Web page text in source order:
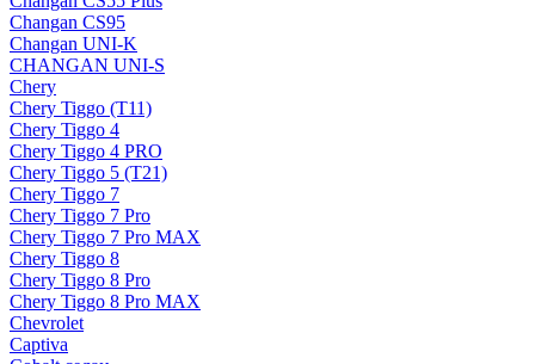
Changan CS95
Changan UNI-K
CHANGAN UNI-S
Chery
Chery Tiggo (Т11)
Chery Tiggo 4
Chery Tiggo 4 PRO
Chery Tiggo 5 (Т21)
Chery Tiggo 7
Chery Tiggo 7 Pro
Chery Tiggo 7 Pro MAX
Chery Tiggo 8
Chery Tiggo 8 Pro
Chery Tiggo 8 Pro MAX
Chevrolet
Captiva